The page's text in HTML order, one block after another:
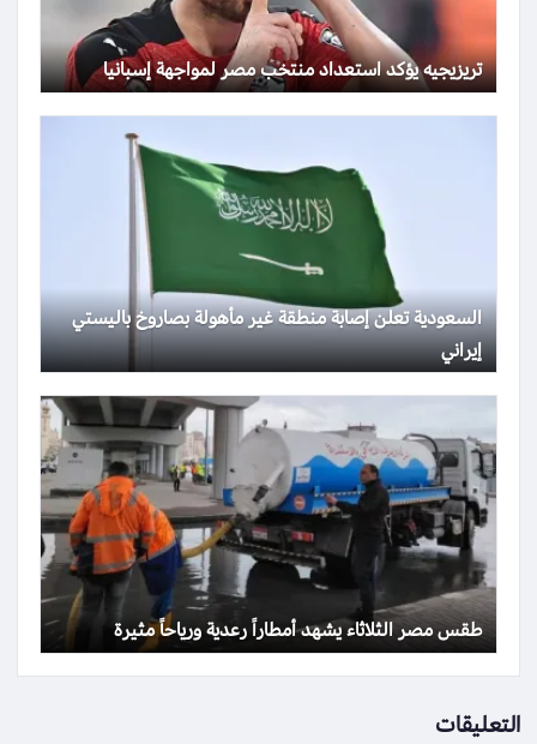
تريزيجيه يؤكد استعداد منتخب مصر لمواجهة إسبانيا
السعودية تعلن إصابة منطقة غير مأهولة بصاروخ باليستي
إيراني
طقس مصر الثلاثاء يشهد أمطاراً رعدية ورياحاً مثيرة
التعليقات